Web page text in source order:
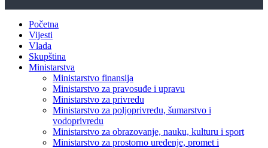
Početna
Vijesti
Vlada
Skupština
Ministarstva
Ministarstvo finansija
Ministarstvo za pravosuđe i upravu
Ministarstvo za privredu
Ministarstvo za poljoprivredu, šumarstvo i
vodoprivredu
Ministarstvo za obrazovanje, nauku, kulturu i sport
Ministarstvo za prostorno uređenje, promet i